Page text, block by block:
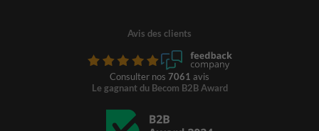
Avis des clients
Consulter nos 7061 avis
Le gagnant du Becom B2B Award